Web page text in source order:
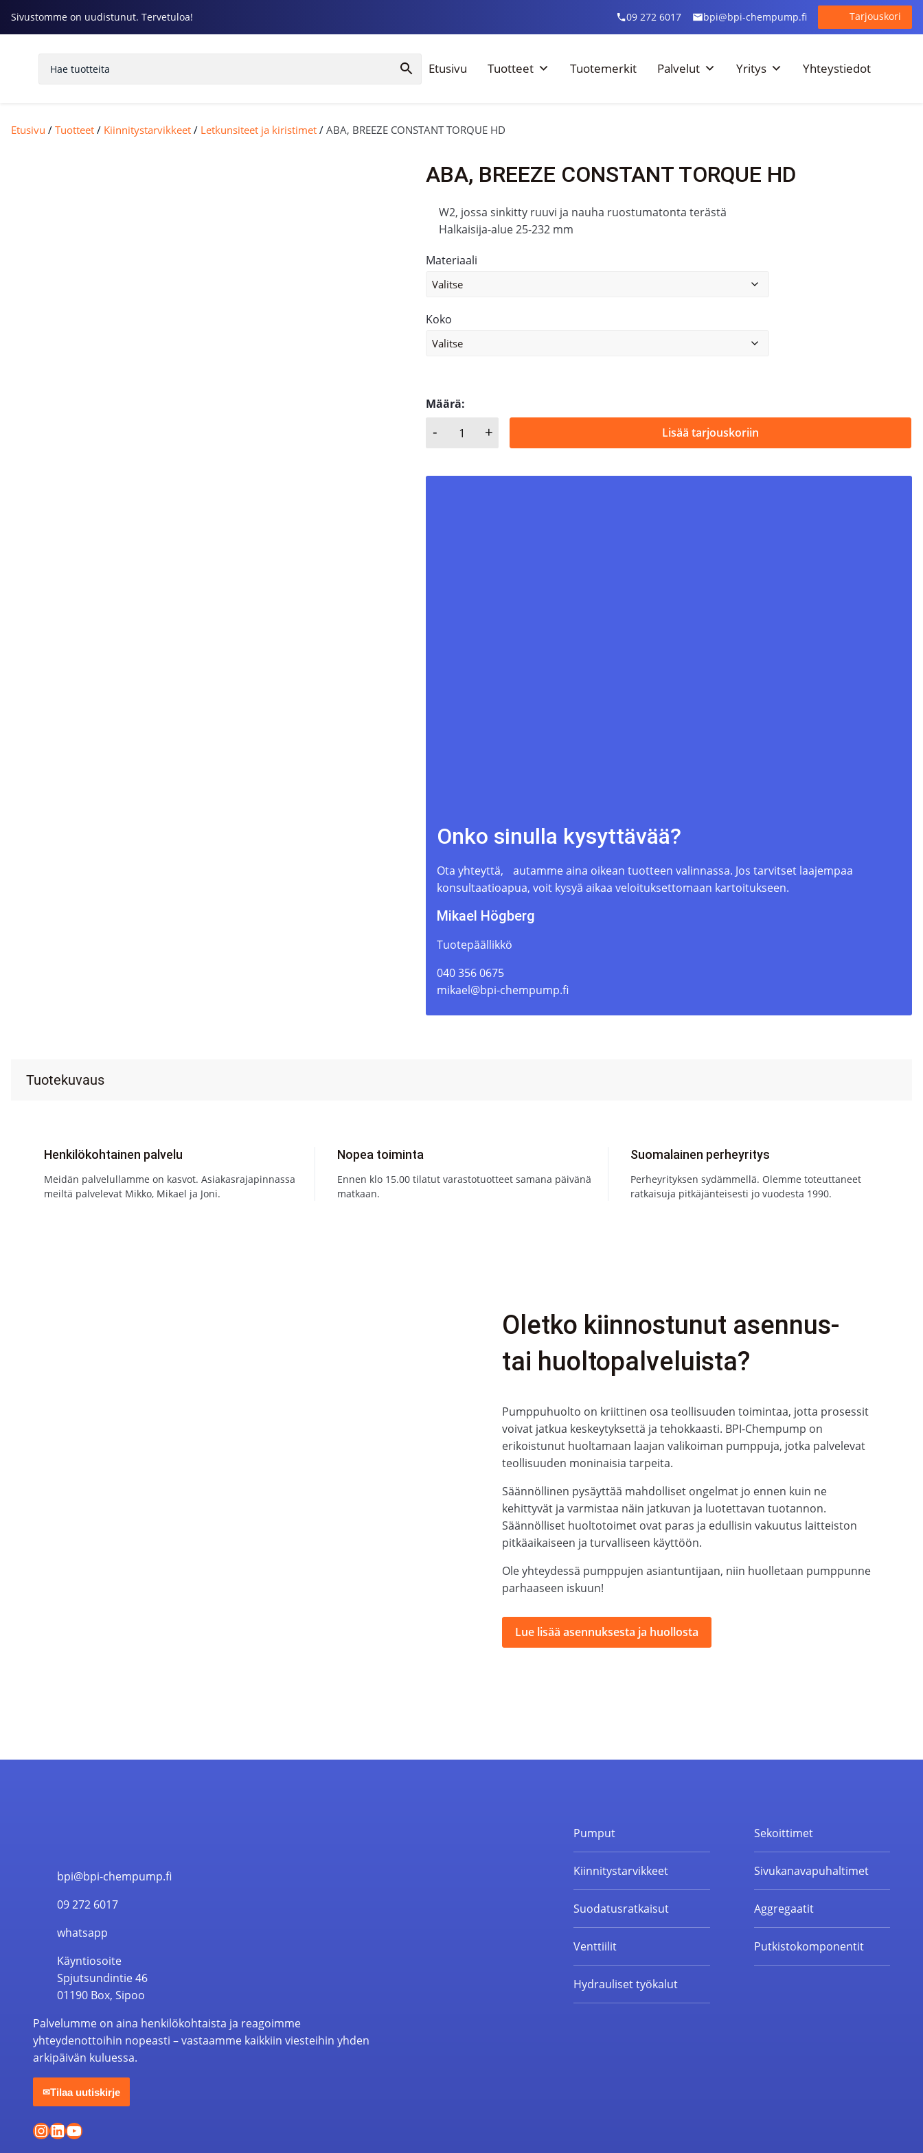
Sivustomme on uudistunut. Tervetuloa! 09 272 6017 bpi@bpi-chempump.fi Tarjouskori
Etusivu Tuotteet Tuotemerkit Palvelut Yritys Yhteystiedot
Etusivu / Tuotteet / Kiinnitystarvikkeet / Letkunsiteet ja kiristimet / ABA, BREEZE CONSTANT TORQUE HD
ABA, BREEZE CONSTANT TORQUE HD
W2, jossa sinkitty ruuvi ja nauha ruostumatonta terästä
Halkaisija-alue 25-232 mm
Materiaali
Koko
Määrä:
ABA, BREEZE CONSTANT TORQUE HD määrä
- + Lisää tarjouskoriin
Onko sinulla kysyttävää?
Ota yhteyttä, autamme aina oikean tuotteen valinnassa. Jos tarvitset laajempaa
konsultaatioapua, voit kysyä aikaa veloituksettomaan kartoitukseen.
Mikael Högberg
Tuotepäällikkö
040 356 0675
mikael@bpi-chempump.fi
Tuotekuvaus
Henkilökohtainen palvelu
Meidän palvelullamme on kasvot. Asiakasrajapinnassa
meiltä palvelevat Mikko, Mikael ja Joni.
Nopea toiminta
Ennen klo 15.00 tilatut varastotuotteet samana päivänä
matkaan.
Suomalainen perheyritys
Perheyrityksen sydämmellä. Olemme toteuttaneet
ratkaisuja pitkäjänteisesti jo vuodesta 1990.
Oletko kiinnostunut asennus-
tai huoltopalveluista?
Pumppuhuolto on kriittinen osa teollisuuden toimintaa, jotta prosessit
voivat jatkua keskeytyksettä ja tehokkaasti. BPI-Chempump on
erikoistunut huoltamaan laajan valikoiman pumppuja, jotka palvelevat
teollisuuden moninaisia tarpeita.
Säännöllinen pysäyttää mahdolliset ongelmat jo ennen kuin ne
kehittyvät ja varmistaa näin jatkuvan ja luotettavan tuotannon.
Säännölliset huoltotoimet ovat paras ja edullisin vakuutus laitteiston
pitkäaikaiseen ja turvalliseen käyttöön.
Ole yhteydessä pumppujen asiantuntijaan, niin huolletaan pumppunne
parhaaseen iskuun!
Lue lisää asennuksesta ja huollosta
bpi@bpi-chempump.fi
09 272 6017
whatsapp
Käyntiosoite
Spjutsundintie 46
01190 Box, Sipoo
Palvelumme on aina henkilökohtaista ja reagoimme
yhteydenottoihin nopeasti – vastaamme kaikkiin viesteihin yhden
arkipäivän kuluessa.
✉Tilaa uutiskirje
Instagram
LinkedIn
YouTube
Pumput
Kiinnitystarvikkeet
Suodatusratkaisut
Venttiilit
Hydrauliset työkalut
Sekoittimet
Sivukanavapuhaltimet
Aggregaatit
Putkistokomponentit